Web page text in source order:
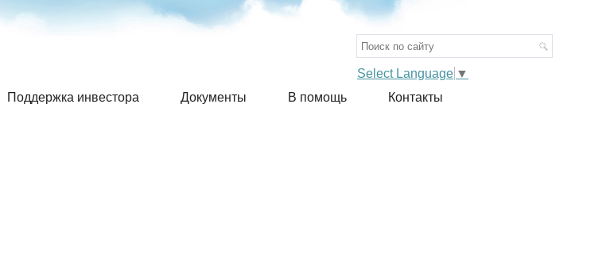
Select Language ▼
Поддержка инвестора Документы В помощь Контакты